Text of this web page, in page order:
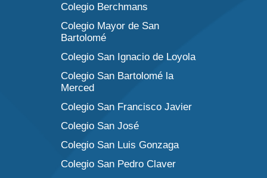
Colegio Berchmans
Colegio Mayor de San
Bartolomé
Colegio San Ignacio de Loyola
Colegio San Bartolomé la
Merced
Colegio San Francisco Javier
Colegio San José
Colegio San Luis Gonzaga
Colegio San Pedro Claver